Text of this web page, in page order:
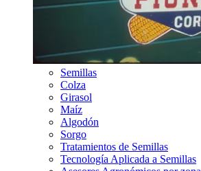
Semillas
Colza
Girasol
Maíz
Algodón
Sorgo
Tratamientos de Semillas
Tecnología Aplicada a Semillas